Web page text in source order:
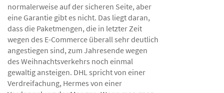
normalerweise auf der sicheren Seite, aber
eine Garantie gibt es nicht. Das liegt daran,
dass die Paketmengen, die in letzter Zeit
wegen des E-Commerce überall sehr deutlich
angestiegen sind, zum Jahresende wegen
des Weihnachtsverkehrs noch einmal
gewaltig ansteigen. DHL spricht von einer
Verdreifachung, Hermes von einer